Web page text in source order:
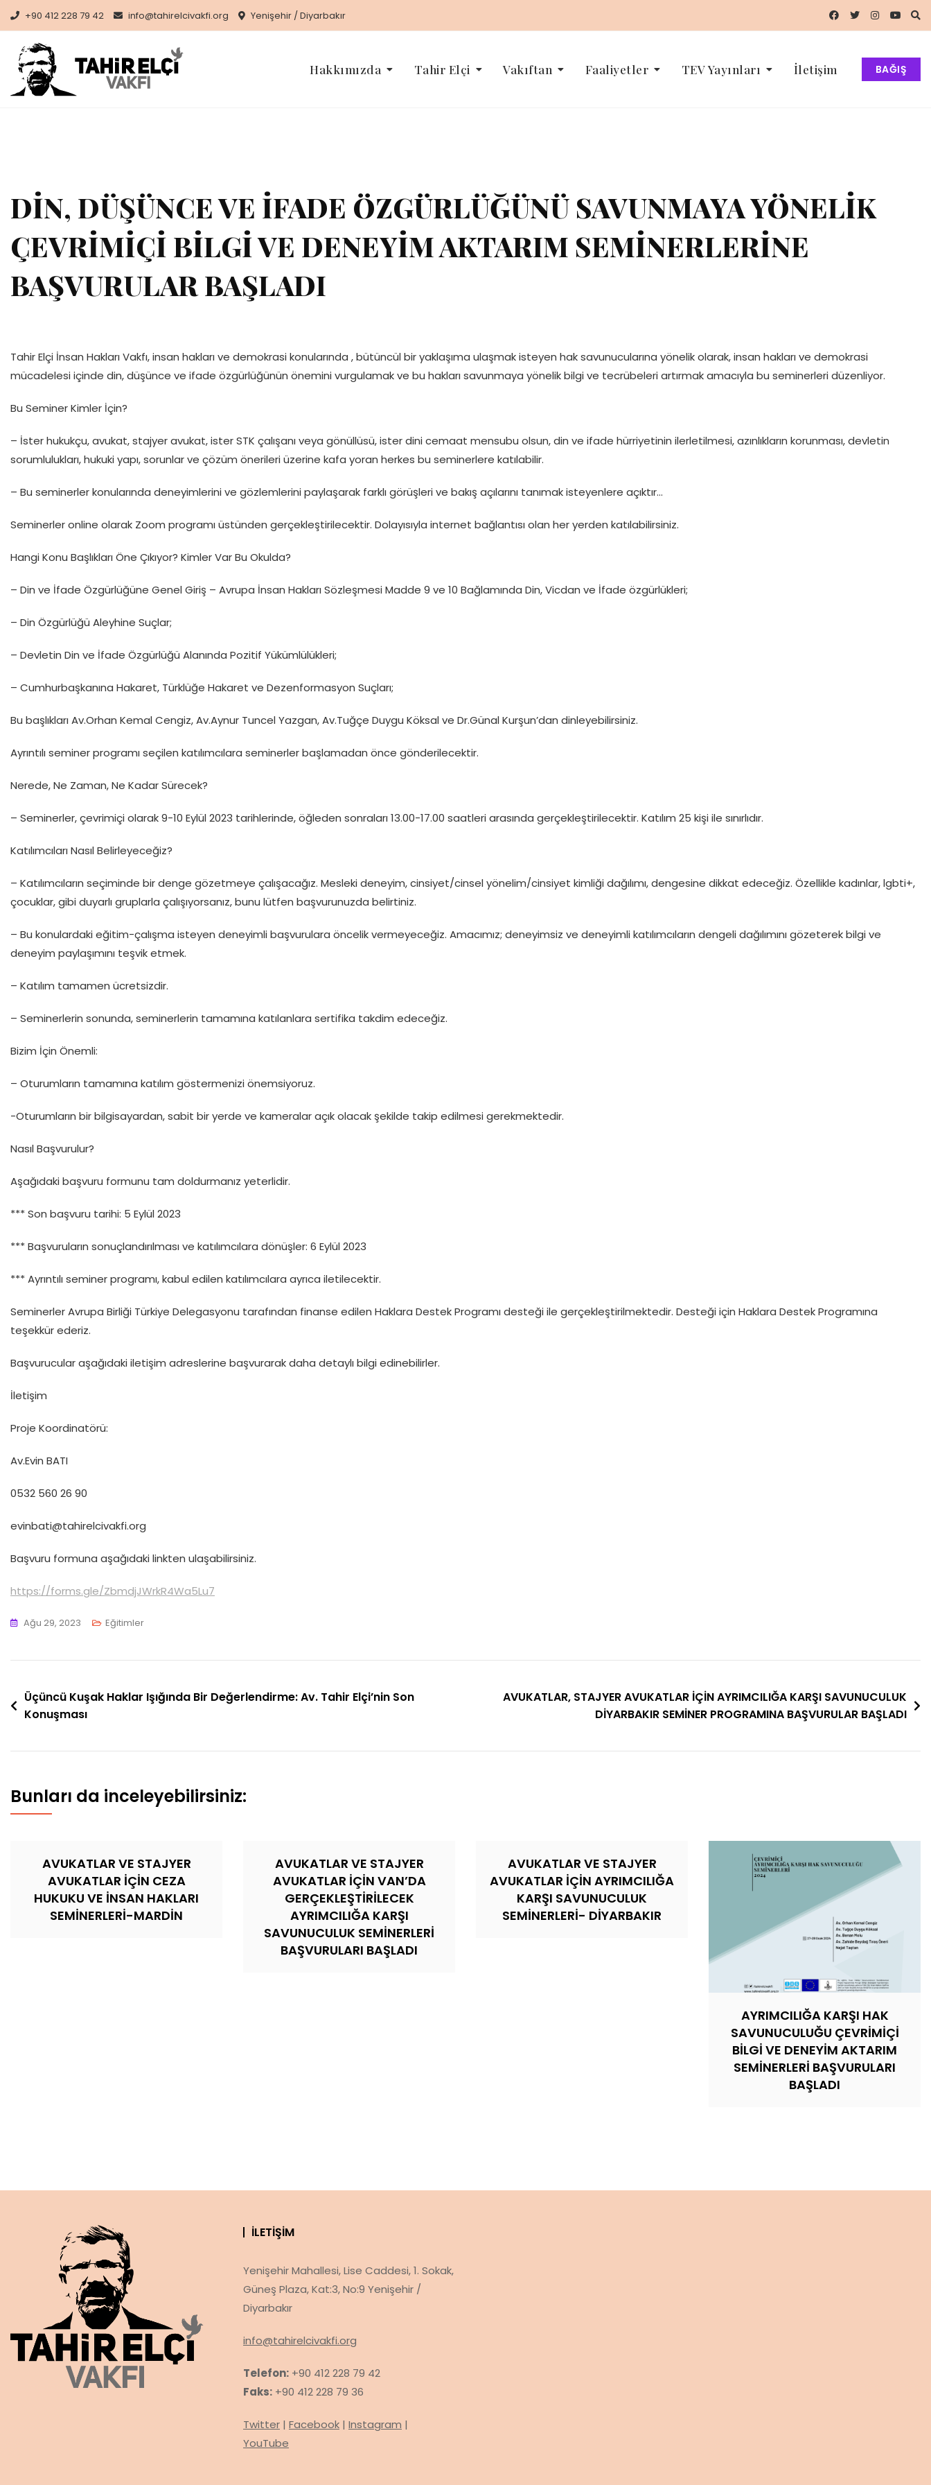
Skip
to
content
+90 412 228 79 42 info@tahirelcivakfi.org Yenişehir / Diyarbakır
Hakkımızda Tahir Elçi Vakıftan Faaliyetler TEV Yayınları İletişim BAĞIŞ
DİN, DÜŞÜNCE VE İFADE ÖZGÜRLÜĞÜNÜ SAVUNMAYA YÖNELİK
ÇEVRİMİÇİ BİLGİ VE DENEYİM AKTARIM SEMİNERLERİNE
BAŞVURULAR BAŞLADI
Tahir Elçi İnsan Hakları Vakfı, insan hakları ve demokrasi konularında , bütüncül bir yaklaşıma ulaşmak isteyen hak savunucularına yönelik olarak, insan hakları ve demokrasi
mücadelesi içinde din, düşünce ve ifade özgürlüğünün önemini vurgulamak ve bu hakları savunmaya yönelik bilgi ve tecrübeleri artırmak amacıyla bu seminerleri düzenliyor.
Bu Seminer Kimler İçin?
– İster hukukçu, avukat, stajyer avukat, ister STK çalışanı veya gönüllüsü, ister dini cemaat mensubu olsun, din ve ifade hürriyetinin ilerletilmesi, azınlıkların korunması, devletin
sorumlulukları, hukuki yapı, sorunlar ve çözüm önerileri üzerine kafa yoran herkes bu seminerlere katılabilir.
– Bu seminerler konularında deneyimlerini ve gözlemlerini paylaşarak farklı görüşleri ve bakış açılarını tanımak isteyenlere açıktır…
Seminerler online olarak Zoom programı üstünden gerçekleştirilecektir. Dolayısıyla internet bağlantısı olan her yerden katılabilirsiniz.
Hangi Konu Başlıkları Öne Çıkıyor? Kimler Var Bu Okulda?
– Din ve İfade Özgürlüğüne Genel Giriş – Avrupa İnsan Hakları Sözleşmesi Madde 9 ve 10 Bağlamında Din, Vicdan ve İfade özgürlükleri;
– Din Özgürlüğü Aleyhine Suçlar;
– Devletin Din ve İfade Özgürlüğü Alanında Pozitif Yükümlülükleri;
– Cumhurbaşkanına Hakaret, Türklüğe Hakaret ve Dezenformasyon Suçları;
Bu başlıkları Av.Orhan Kemal Cengiz, Av.Aynur Tuncel Yazgan, Av.Tuğçe Duygu Köksal ve Dr.Günal Kurşun’dan dinleyebilirsiniz.
Ayrıntılı seminer programı seçilen katılımcılara seminerler başlamadan önce gönderilecektir.
Nerede, Ne Zaman, Ne Kadar Sürecek?
– Seminerler, çevrimiçi olarak 9-10 Eylül 2023 tarihlerinde, öğleden sonraları 13.00-17.00 saatleri arasında gerçekleştirilecektir. Katılım 25 kişi ile sınırlıdır.
Katılımcıları Nasıl Belirleyeceğiz?
– Katılımcıların seçiminde bir denge gözetmeye çalışacağız. Mesleki deneyim, cinsiyet/cinsel yönelim/cinsiyet kimliği dağılımı, dengesine dikkat edeceğiz. Özellikle kadınlar, lgbti+,
çocuklar, gibi duyarlı gruplarla çalışıyorsanız, bunu lütfen başvurunuzda belirtiniz.
– Bu konulardaki eğitim-çalışma isteyen deneyimli başvurulara öncelik vermeyeceğiz. Amacımız; deneyimsiz ve deneyimli katılımcıların dengeli dağılımını gözeterek bilgi ve
deneyim paylaşımını teşvik etmek.
– Katılım tamamen ücretsizdir.
– Seminerlerin sonunda, seminerlerin tamamına katılanlara sertifika takdim edeceğiz.
Bizim İçin Önemli:
– Oturumların tamamına katılım göstermenizi önemsiyoruz.
-Oturumların bir bilgisayardan, sabit bir yerde ve kameralar açık olacak şekilde takip edilmesi gerekmektedir.
Nasıl Başvurulur?
Aşağıdaki başvuru formunu tam doldurmanız yeterlidir.
*** Son başvuru tarihi: 5 Eylül 2023
*** Başvuruların sonuçlandırılması ve katılımcılara dönüşler: 6 Eylül 2023
*** Ayrıntılı seminer programı, kabul edilen katılımcılara ayrıca iletilecektir.
Seminerler Avrupa Birliği Türkiye Delegasyonu tarafından finanse edilen Haklara Destek Programı desteği ile gerçekleştirilmektedir. Desteği için Haklara Destek Programına
teşekkür ederiz.
Başvurucular aşağıdaki iletişim adreslerine başvurarak daha detaylı bilgi edinebilirler.
İletişim
Proje Koordinatörü:
Av.Evin BATI
0532 560 26 90
evinbati@tahirelcivakfi.org
Başvuru formuna aşağıdaki linkten ulaşabilirsiniz.
https://forms.gle/ZbmdjJWrkR4Wa5Lu7
Ağu 29, 2023 Eğitimler
Yazı
gezinmesi
Üçüncü Kuşak Haklar Işığında Bir Değerlendirme: Av. Tahir Elçi’nin Son
Konuşması
AVUKATLAR, STAJYER AVUKATLAR İÇİN AYRIMCILIĞA KARŞI SAVUNUCULUK
DİYARBAKIR SEMİNER PROGRAMINA BAŞVURULAR BAŞLADI
Bunları da inceleyebilirsiniz:
AVUKATLAR VE STAJYER
AVUKATLAR İÇİN CEZA
HUKUKU VE İNSAN HAKLARI
SEMİNERLERİ-MARDİN
AVUKATLAR VE STAJYER
AVUKATLAR İÇİN VAN’DA
GERÇEKLEŞTİRİLECEK
AYRIMCILIĞA KARŞI
SAVUNUCULUK SEMİNERLERİ
BAŞVURULARI BAŞLADI
AVUKATLAR VE STAJYER
AVUKATLAR İÇİN AYRIMCILIĞA
KARŞI SAVUNUCULUK
SEMİNERLERİ- DİYARBAKIR
AYRIMCILIĞA KARŞI HAK
SAVUNUCULUĞU ÇEVRİMİÇİ
BİLGİ VE DENEYİM AKTARIM
SEMİNERLERİ BAŞVURULARI
BAŞLADI
İLETIŞIM
Yenişehir Mahallesi, Lise Caddesi, 1. Sokak,
Güneş Plaza, Kat:3, No:9 Yenişehir /
Diyarbakır
info@tahirelcivakfi.org
Telefon: +90 412 228 79 42
Faks: +90 412 228 79 36
Twitter | Facebook | Instagram |
YouTube